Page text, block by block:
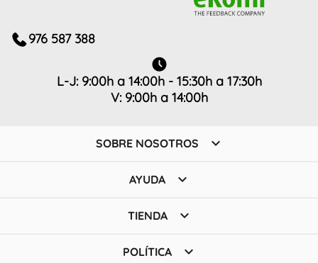
976 587 388
L-J: 9:00h a 14:00h - 15:30h a 17:30h
V: 9:00h a 14:00h
SOBRE NOSOTROS 
AYUDA 
TIENDA 
POLÍTICA 